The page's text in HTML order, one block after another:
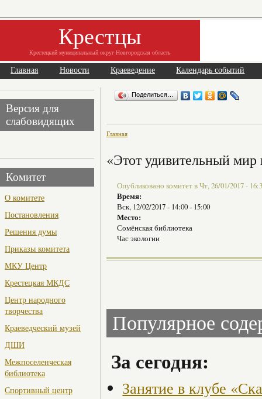
Крестцы
Крестецкий муниципальный округ Новгородская область
Главная Новости Краеведение Календарь событий
Версия для
слабовидящих
Комитет
О комитете
Постановления
Решения думы
Приказы комитета
МКУ Центр
Крестецкая МКДС
Центр народного
творчества
Краеведческий музей
ДШИ
Межпоселенческая
библиотека
Спортивный центр
Поделиться…
Главная
«Этот удивительный мир
Опубликовано комитет в Чт, 26/01/2017 -
Время:
Вск, 12/02/2017 - 14:00- 15:00
Место:
Сомёнская библиотека
Час экологии
Популярное
За сегодня:
Занятие в клубе